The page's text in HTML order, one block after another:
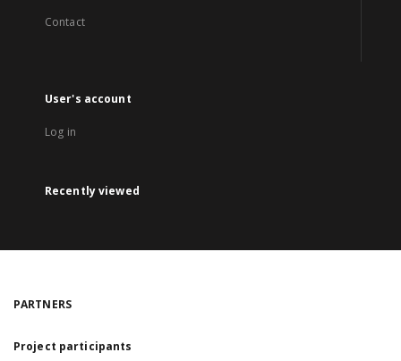
Contact
User's account
Log in
Recently viewed
PARTNERS
Project participants